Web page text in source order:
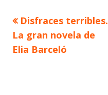
Navegación
de
Artículo
anterior
Disfraces terribles.
La gran novela de
Elia Barceló